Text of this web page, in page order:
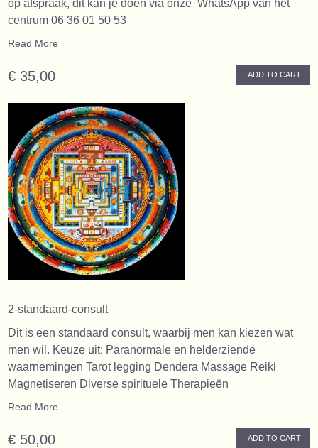
op afspraak, dit kan je doen via onze WhatsApp van het
centrum 06 36 01 50 53
Read More
€ 35,00 ADD TO CART
2-standaard-consult
Dit is een standaard consult, waarbij men kan kiezen wat
men wil. Keuze uit: Paranormale en helderziende
waarnemingen Tarot legging Dendera Massage Reiki
Magnetiseren Diverse spirituele Therapieën
Read More
€ 50,00 ADD TO CART